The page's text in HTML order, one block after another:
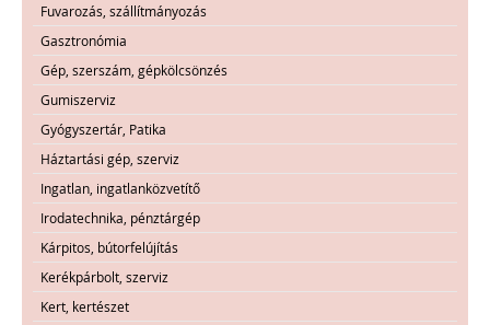
Fuvarozás, szállítmányozás
Gasztronómia
Gép, szerszám, gépkölcsönzés
Gumiszerviz
Gyógyszertár, Patika
Háztartási gép, szerviz
Ingatlan, ingatlanközvetítő
Irodatechnika, pénztárgép
Kárpitos, bútorfelújítás
Kerékpárbolt, szerviz
Kert, kertészet